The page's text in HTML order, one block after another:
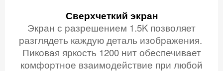
Сверхчеткий экран
Экран с разрешением 1.5K позволяет
разглядеть каждую деталь изображения.
Пиковая яркость 1200 нит обеспечивает
комфортное взаимодействие при любой